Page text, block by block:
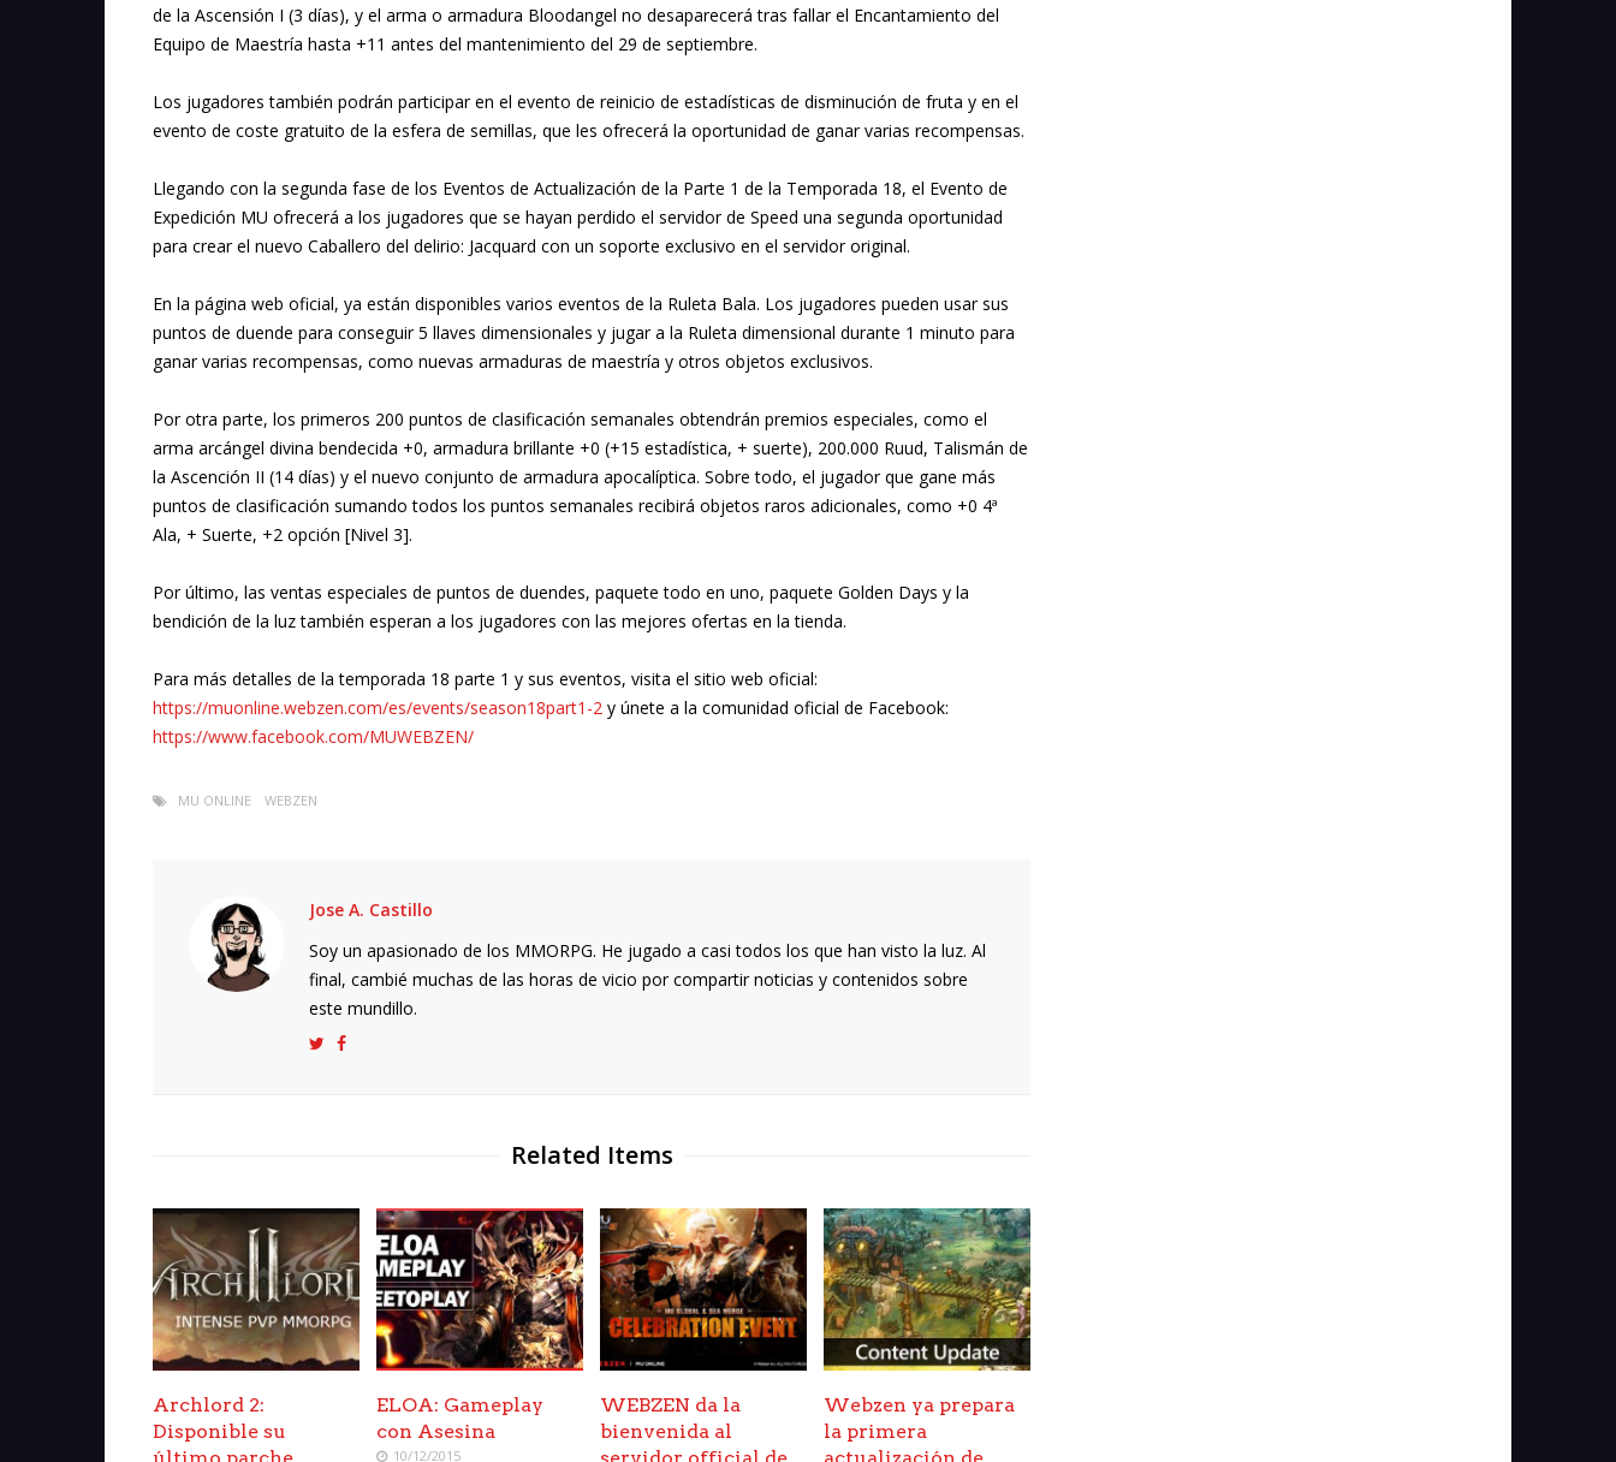
de la Ascensión I (3 días), y el arma o armadura Bloodangel no desaparecerá tras fallar el Encantamiento del
Equipo de Maestría hasta +11 antes del mantenimiento del 29 de septiembre.
Los jugadores también podrán participar en el evento de reinicio de estadísticas de disminución de fruta y en el
evento de coste gratuito de la esfera de semillas, que les ofrecerá la oportunidad de ganar varias recompensas.
Llegando con la segunda fase de los Eventos de Actualización de la Parte 1 de la Temporada 18, el Evento de
Expedición MU ofrecerá a los jugadores que se hayan perdido el servidor de Speed una segunda oportunidad
para crear el nuevo Caballero del delirio: Jacquard con un soporte exclusivo en el servidor original.
En la página web oficial, ya están disponibles varios eventos de la Ruleta Bala. Los jugadores pueden usar sus
puntos de duende para conseguir 5 llaves dimensionales y jugar a la Ruleta dimensional durante 1 minuto para
ganar varias recompensas, como nuevas armaduras de maestría y otros objetos exclusivos.
Por otra parte, los primeros 200 puntos de clasificación semanales obtendrán premios especiales, como el
arma arcángel divina bendecida +0, armadura brillante +0 (+15 estadística, + suerte), 200.000 Ruud, Talismán de
la Ascención II (14 días) y el nuevo conjunto de armadura apocalíptica. Sobre todo, el jugador que gane más
puntos de clasificación sumando todos los puntos semanales recibirá objetos raros adicionales, como +0 4ª
Ala, + Suerte, +2 opción [Nivel 3].
Por último, las ventas especiales de puntos de duendes, paquete todo en uno, paquete Golden Days y la
bendición de la luz también esperan a los jugadores con las mejores ofertas en la tienda.
Para más detalles de la temporada 18 parte 1 y sus eventos, visita el sitio web oficial:
https://muonline.webzen.com/es/events/season18part1-2 y únete a la comunidad oficial de Facebook:
https://www.facebook.com/MUWEBZEN/
MU ONLINE WEBZEN
Jose A. Castillo
Soy un apasionado de los MMORPG. He jugado a casi todos los que han visto la luz. Al
final, cambié muchas de las horas de vicio por compartir noticias y contenidos sobre
este mundillo.
Related Items
Archlord 2:
Disponible su
ELOA: Gameplay
con Asesina
10/12/2015
WEBZEN da la
bienvenida al
Webzen ya prepara
la primera